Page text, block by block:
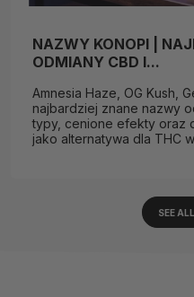
NAZWY KONOPI |
ODMIANY CBD I...
Amnesia Haze, OG Kush,
najbardziej znane nazwy
typy, cenione efekty oraz
jako alternatywa dla THC
SEE